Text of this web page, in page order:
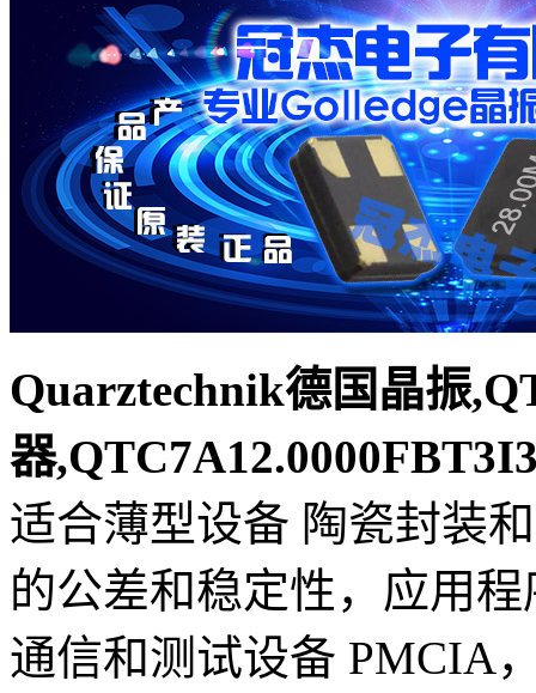
Quarztechnik德国晶振
器
适合薄型设备 陶瓷封装
的公差和稳定性，应用
通信和测试设备 PMCIA